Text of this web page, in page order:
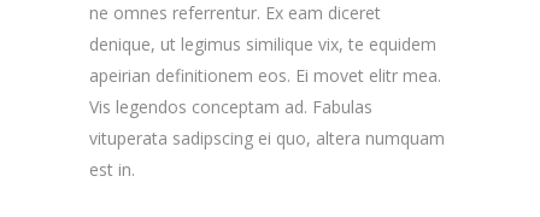
ne omnes referrentur. Ex eam diceret
denique, ut legimus similique vix, te equidem
apeirian definitionem eos. Ei movet elitr mea.
Vis legendos conceptam ad. Fabulas
vituperata sadipscing ei quo, altera numquam
est in.